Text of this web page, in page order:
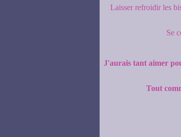
Laisser refroidir les
Se
J'aurais tant aimer
Tout